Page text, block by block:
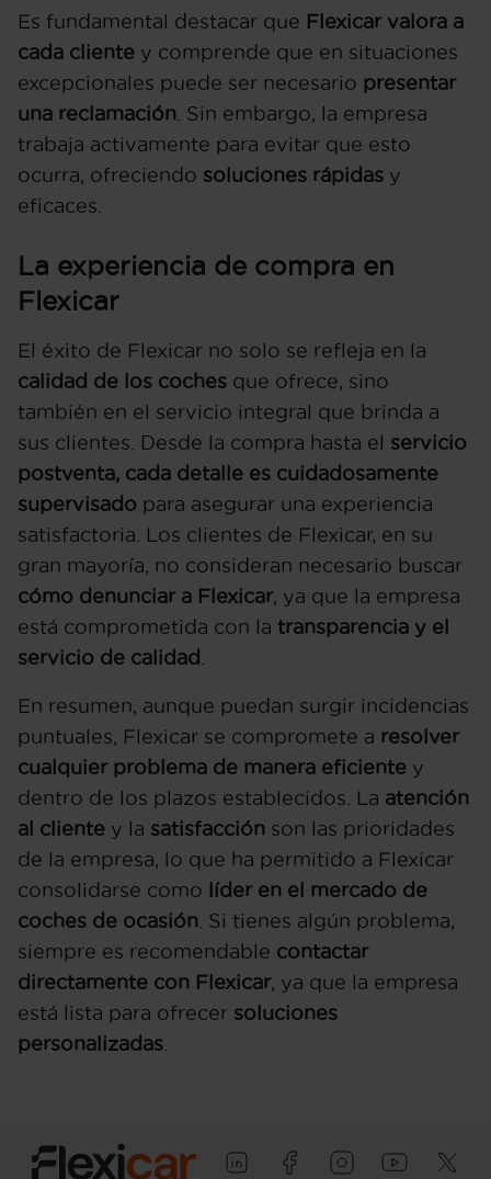
Es fundamental destacar que Flexicar valora a
cada cliente y comprende que en situaciones
excepcionales puede ser necesario presentar
una reclamación . Sin embargo, la empresa
trabaja activamente para evitar que esto
ocurra, ofreciendo soluciones rápidas y
eficaces.
La experiencia de compra en
Flexicar
El éxito de Flexicar no solo se refleja en la
calidad de los coches que ofrece, sino
también en el servicio integral que brinda a
sus clientes. Desde la compra hasta el servicio
postventa, cada detalle es cuidadosamente
supervisado para asegurar una experiencia
satisfactoria. Los clientes de Flexicar, en su
gran mayoría, no consideran necesario buscar
cómo denunciar a Flexicar, ya que la empresa
está comprometida con la transparencia y el
servicio de calidad
En resumen, aunque puedan surgir incidencias
puntuales, Flexicar se compromete a resolver
cualquier problema de manera eficiente y
dentro de los plazos establecidos. La atención
al cliente y la satisfacción son las prioridades
de la empresa, lo que ha permitido a Flexicar
consolidarse como
líder en el mercado de
coches de ocasión . Si tienes algún problema,
siempre es recomendable contactar
directamente con Flexicar, ya que la empresa
está lista para ofrecer soluciones
personalizadas